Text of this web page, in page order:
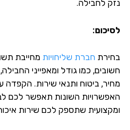
לחבילה.
חברת שליחויותמחייבת תשומת
כמו גודל ומאפייני החבילה,
ביטוח ותנאי שירות. הקפדה על
השונות תאפשר לכם
שתספק לכם שירות איכותי